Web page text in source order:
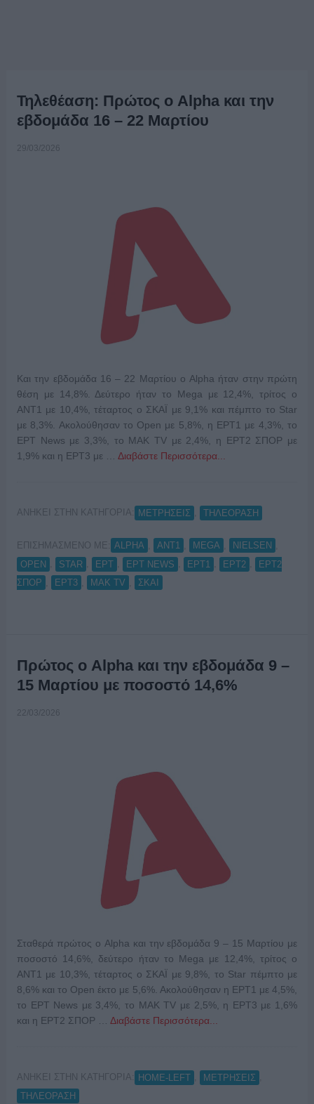
Τηλεθέαση: Πρώτος ο Alpha και την
εβδομάδα 16 – 22 Μαρτίου
29/03/2026
Και την εβδομάδα 16 – 22 Μαρτίου ο Alpha ήταν στην πρώτη
θέση με 14,8%. Δεύτερο ήταν το Mega με 12,4%, τρίτος ο
ANT1 με 10,4%, τέταρτος ο ΣΚΑΪ με 9,1% και πέμπτο το Star
με 8,3%. Ακολούθησαν το Open με 5,8%, η ΕΡΤ1 με 4,3%, το
ΕΡΤ News με 3,3%, το ΜΑΚ TV με 2,4%, η ΕΡΤ2 ΣΠΟΡ με
1,9% και η ΕΡΤ3 με … Διαβάστε Περισσότερα...
ΑΝΗΚΕΙ ΣΤΗΝ ΚΑΤΗΓΟΡΙΑ: ΜΕΤΡΗΣΕΙΣ ΤΗΛΕΟΡΑΣΗ
ΕΠΙΣΗΜΑΣΜΕΝΟ ΜΕ: ALPHA ANT1 MEGA NIELSEN
OPEN
STAR ΕΡΤ ΕΡΤ NEWS ΕΡΤ1 ΕΡΤ2
ΕΡΤ2
ΣΠΟΡ
ΕΡΤ3 ΜΑΚ TV ΣΚΑΙ
Πρώτος ο Alpha και την εβδομάδα 9 –
15 Μαρτίου με ποσοστό 14,6%
22/03/2026
Σταθερά πρώτος ο Alpha και την εβδομάδα 9 – 15 Μαρτίου με
ποσοστό 14,6%, δεύτερο ήταν το Mega με 12,4%, τρίτος ο
ΑΝΤ1 με 10,3%, τέταρτος ο ΣΚΑΪ με 9,8%, το Star πέμπτο με
8,6% και το Open έκτο με 5,6%. Ακολούθησαν η ΕΡΤ1 με 4,5%,
το ΕΡΤ News με 3,4%, το ΜΑΚ TV με 2,5%, η ΕΡΤ3 με 1,6%
και η ΕΡΤ2 ΣΠΟΡ … Διαβάστε Περισσότερα...
ΑΝΗΚΕΙ ΣΤΗΝ ΚΑΤΗΓΟΡΙΑ: HOME-LEFT ΜΕΤΡΗΣΕΙΣ
ΤΗΛΕΟΡΑΣΗ